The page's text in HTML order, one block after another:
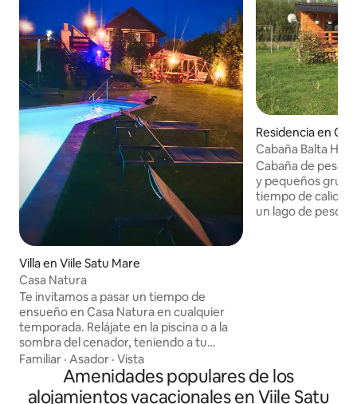
Villa en Viile Satu Mare
Casa Natura
Te invitamos a pasar un tiempo de
ensueño en Casa Natura en cualquier
temporada. Relájate en la piscina o a la
sombra del cenador, teniendo a tu
disposición un amplio patio diseñado
para diversos deportes, sauna y una
barra exterior con horno. Ofrecemos 3
Familiar · Asador · Vista
Residencia en
Cabaña Balta
Cabaña de pesca
y pequeños
tiempo de calidad
un lago de pesca.
Amenidades populares de los
alojamientos vacacionales en Viile Satu